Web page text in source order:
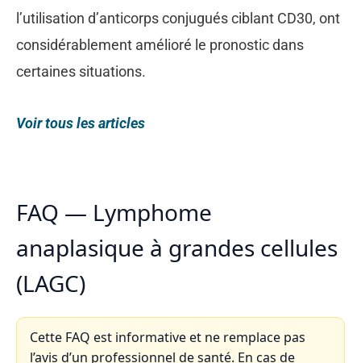
l’utilisation d’anticorps conjugués ciblant CD30, ont
considérablement amélioré le pronostic dans
certaines situations.
Voir tous les articles
FAQ — Lymphome
anaplasique à grandes cellules
(LAGC)
Cette FAQ est informative et ne remplace pas
l’avis d’un professionnel de santé. En cas de